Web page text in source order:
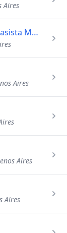
Aires
Tecnico en Refrigeracion Matriculado Gasista Matriculado C
Aires
Aires
Aires